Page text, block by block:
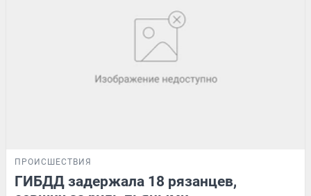
ПРОИСШЕСТВИЯ
ГИБДД задержала 18 рязанцев,